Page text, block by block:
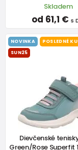
Skladem
od 61,1 € s
NOVINKA
POSLEDNÉ
SUN25
Dievčenské
Green/Rose Superfit